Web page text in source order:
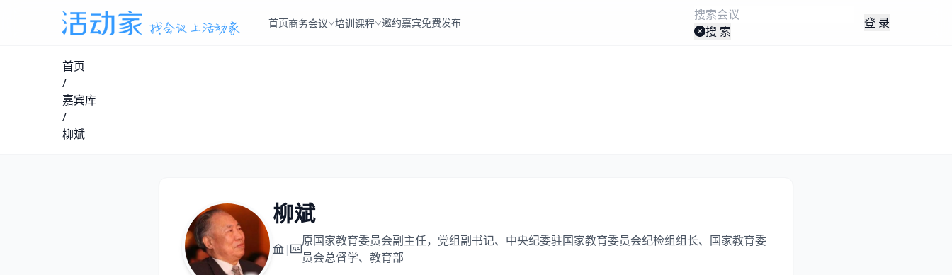
首页商务会议 培训课程 邀约嘉宾免费发布
搜 索
登 录
首页
/
嘉宾库
/
柳斌
柳斌
|
原国家教育委员会副主任，党组副书记、中央纪委驻国家教育委员会纪检组组长、国家教育委
员会总督学、教育部